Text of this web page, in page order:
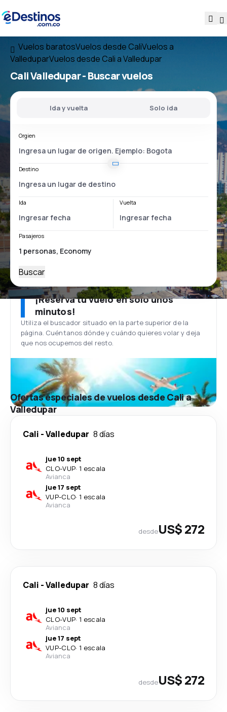
Vuelos baratosVuelos desde CaliVuelos a
ValleduparVuelos desde Cali a Valledupar
Cali Valledupar- Buscar vuelos
Ida y vuelta Solo ida
Orgien
Destino
Ida Vuelta
Pasajeros
Buscar
¡Reserva tu vuelo en solo unos
minutos!
Utiliza el buscador situado en la parte superior de la
página. Cuéntanos dónde y cuándo quieres volar y deja
que nos ocupemos del resto.
Ofertas especiales de vuelos desde Cali a
Valledupar
Cali -Valledupar 8 días
jue 10 sept
CLO-VUP· 1 escala
Avianca
jue 17 sept
VUP-CLO· 1 escala
Avianca
desdeUS$ 272
Cali -Valledupar 8 días
jue 10 sept
CLO-VUP· 1 escala
Avianca
jue 17 sept
VUP-CLO· 1 escala
Avianca
desdeUS$ 272